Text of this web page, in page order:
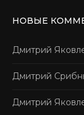
НОВЫЕ
Дмитрий
Дмитрий
Дмитрий